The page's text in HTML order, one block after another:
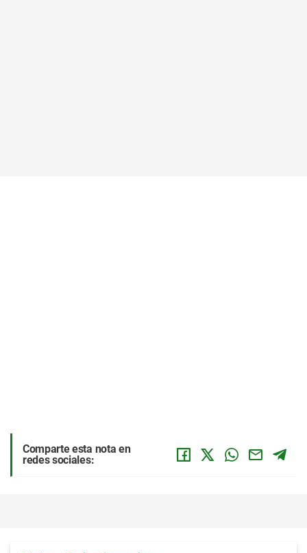
Comparte esta nota en
redes sociales: